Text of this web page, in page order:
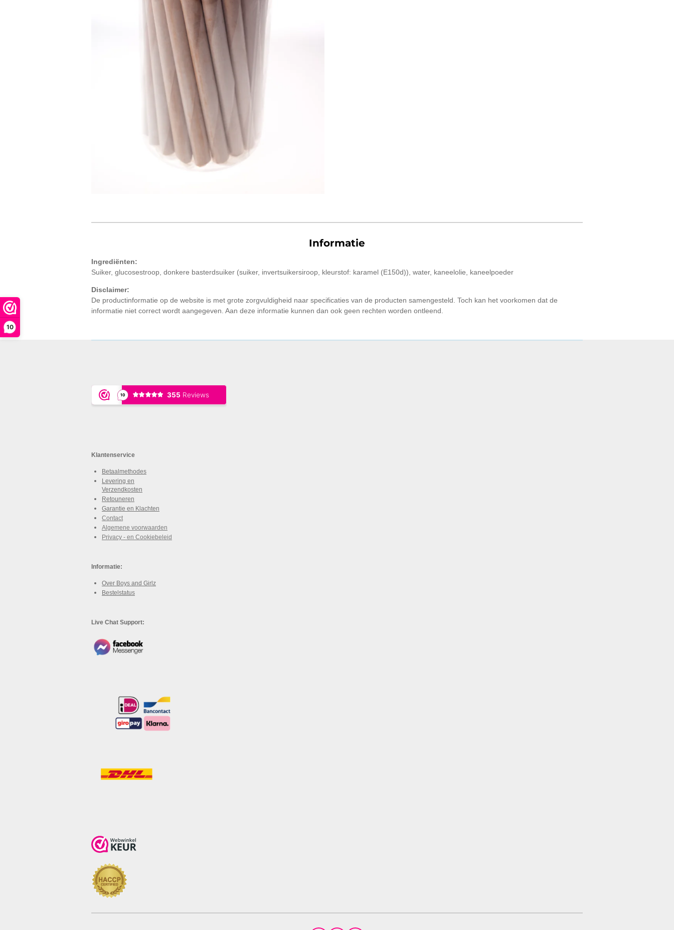
10
Informatie
Ingrediënten:
Suiker, glucosestroop, donkere basterdsuiker (suiker, invertsuikersiroop, kleurstof: karamel (E150d)), water, kaneelolie, kaneelpoeder
Disclaimer:
De productinformatie op de website is met grote zorgvuldigheid naar specificaties van de producten samengesteld. Toch kan het voorkomen dat de
informatie niet correct wordt aangegeven. Aan deze informatie kunnen dan ook geen rechten worden ontleend.
Klantenservice
Betaalmethodes
Levering en
Verzendkosten
Retouneren
Garantie en Klachten
Contact
Algemene voorwaarden
Privacy - en Cookiebeleid
Informatie:
Over Boys and Girlz
Bestelstatus
Live Chat Support: